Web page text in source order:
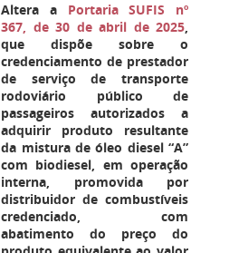
Altera a Portaria SUFIS nº
367, de 30 de abril de 2025,
que dispõe sobre o
credenciamento de prestador
de serviço de transporte
rodoviário público de
passageiros autorizados a
adquirir produto resultante
da mistura de óleo diesel “A”
com biodiesel, em operação
interna, promovida por
distribuidor de combustíveis
credenciado, com
abatimento do preço do